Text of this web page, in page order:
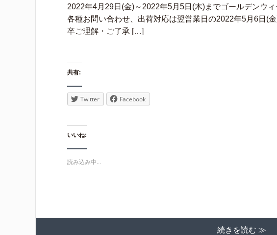
2022年4月29日(金)～2022年5月5日(木)までゴールデンウ
各種お問い合わせ、出荷対応は翌営業日の2022年5月6日(
卒ご理解・ご了承 […]
共有:
Twitter Facebook
いいね:
読み込み中...
続きを読む ≫